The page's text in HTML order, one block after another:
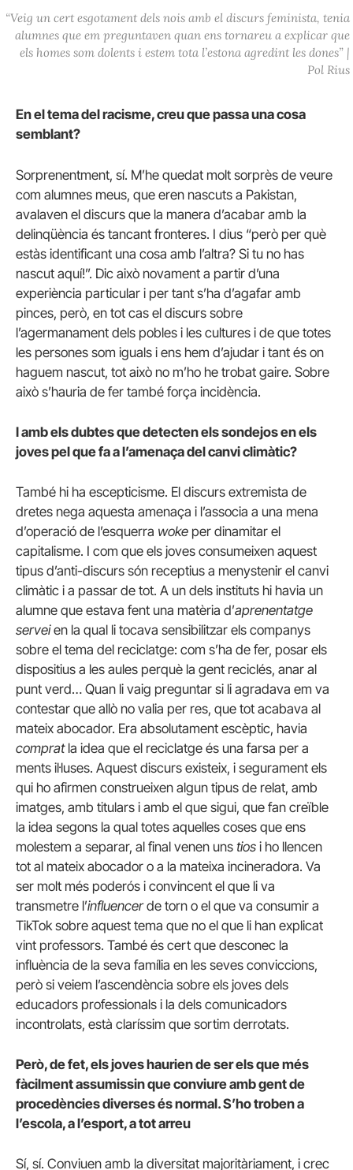
“Veig un cert esgotament dels nois amb el discurs feminista, tenia
alumnes que em preguntaven quan ens tornareu a explicar que
els homes som dolents i estem tota l’estona agredint les dones” |
Pol Rius
En el tema del racisme, creu que passa una cosa
semblant?
Sorprenentment, sí. M’he quedat molt sorprès de veure
com alumnes meus, que eren nascuts a Pakistan,
avalaven el discurs que la manera d’acabar amb la
delinqüència és tancant fronteres. I dius “però per què
estàs identificant una cosa amb l’altra? Si tu no has
nascut aquí!”. Dic això novament a partir d’una
experiència particular i per tant s’ha d’agafar amb
pinces, però, en tot cas el discurs sobre
l’agermanament dels pobles i les cultures i de que totes
les persones som iguals i ens hem d’ajudar i tant és on
haguem nascut, tot això no m’ho he trobat gaire. Sobre
això s’hauria de fer també força incidència.
I amb els dubtes que detecten els sondejos en els
joves pel que fa a l’amenaça del canvi climàtic?
També hi ha escepticisme. El discurs extremista de
dretes nega aquesta amenaça i l’associa a una mena
d’operació de l’esquerra woke per dinamitar el
capitalisme. I com que els joves consumeixen aquest
tipus d’anti-discurs són receptius a menystenir el canvi
climàtic i a passar de tot. A un dels instituts hi havia un
alumne que estava fent una matèria d’aprenentatge
serveien la qual li tocava sensibilitzar els companys
sobre el tema del reciclatge: com s’ha de fer, posar els
dispositius a les aules perquè la gent reciclés, anar al
punt verd… Quan li vaig preguntar si li agradava em va
contestar que allò no valia per res, que tot acabava al
mateix abocador. Era absolutament escèptic, havia
compratla idea que el reciclatge és una farsa per a
ments il·luses. Aquest discurs existeix, i segurament els
qui ho afirmen construeixen algun tipus de relat, amb
imatges, amb titulars i amb el que sigui, que fan creïble
la idea segons la qual totes aquelles coses que ens
molestem a separar, al final venen uns tios i ho llencen
tot al mateix abocador o a la mateixa incineradora. Va
ser molt més poderós i convincent el que li va
transmetre l’influencerde torn o el que va consumir a
TikTok sobre aquest tema que no el que li han explicat
vint professors. També és cert que desconec la
influència de la seva família en les seves conviccions,
però si veiem l’ascendència sobre els joves dels
educadors professionals i la dels comunicadors
incontrolats, està claríssim que sortim derrotats.
Però, de fet, els joves haurien de ser els que més
fàcilment assumissin que conviure amb gent de
procedències diverses és normal. S’ho troben a
l’escola, a l’esport, a tot arreu
Sí, sí. Conviuen amb la diversitat majoritàriament, i crec